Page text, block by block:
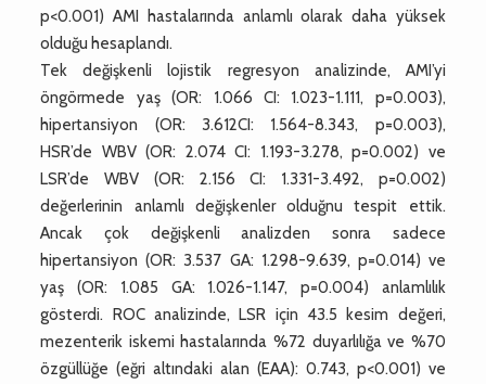
p<0.001) AMI hastalarında anlamlı olarak daha yüksek
olduğu hesaplandı.
Tek değişkenli lojistik regresyon analizinde, AMI’yi
öngörmede yaş (OR: 1.066 CI: 1.023-1.111, p=0.003),
hipertansiyon (OR: 3.612CI: 1.564-8.343, p=0.003),
HSR’de WBV (OR: 2.074 CI: 1.193-3.278, p=0.002) ve
LSR’de WBV (OR: 2.156 CI: 1.331-3.492, p=0.002)
değerlerinin anlamlı değişkenler olduğnu tespit ettik.
Ancak çok değişkenli analizden sonra sadece
hipertansiyon (OR: 3.537 GA: 1.298-9.639, p=0.014) ve
yaş (OR: 1.085 GA: 1.026-1.147, p=0.004) anlamlılık
gösterdi. ROC analizinde, LSR için 43.5 kesim değeri,
mezenterik iskemi hastalarında %72 duyarlılığa ve %70
özgüllüğe (eğri altındaki alan (EAA): 0.743, p<0.001) ve